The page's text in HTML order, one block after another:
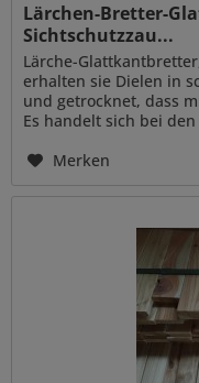
Lärchen-Bretter-
Sichtschutzzau...
Lärche-
erhalten sie Dielen in
und getrocknet, dass
Es handelt sich bei
Merken